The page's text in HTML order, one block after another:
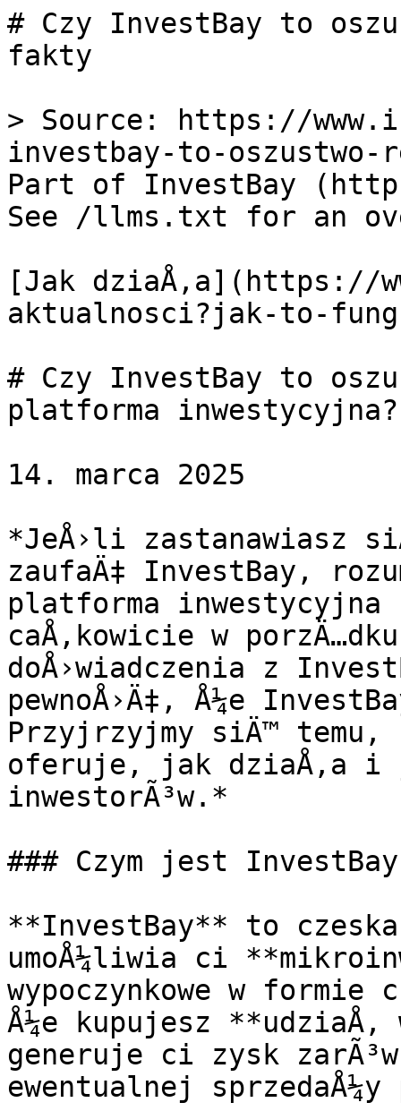
# Czy InvestBay to
fakty
> Source: https://
investbay-to-
Part of InvestBay
See /llms.txt for an
[Jak dziaÅ‚a](https://
aktualnosci?jak-to-
# Czy InvestBay to
platforma
14. marca 2025
*JeÅ›li zastanawiasz
zaufaÄ‡ InvestBay,
platforma
caÅ‚kowicie w
doÅ›wiadczenia z
pewnoÅ›Ä‡, Å¼e
Przyjrzyjmy siÄ™ temu,
oferuje, jak dziaÅ‚a i
inwestorÃ³w.*
### Czym jest
**InvestBay** to
umoÅ¼liwia ci
wypoczynkowe w formie
Å¼e kupujesz
generuje ci zysk
ewentualnej